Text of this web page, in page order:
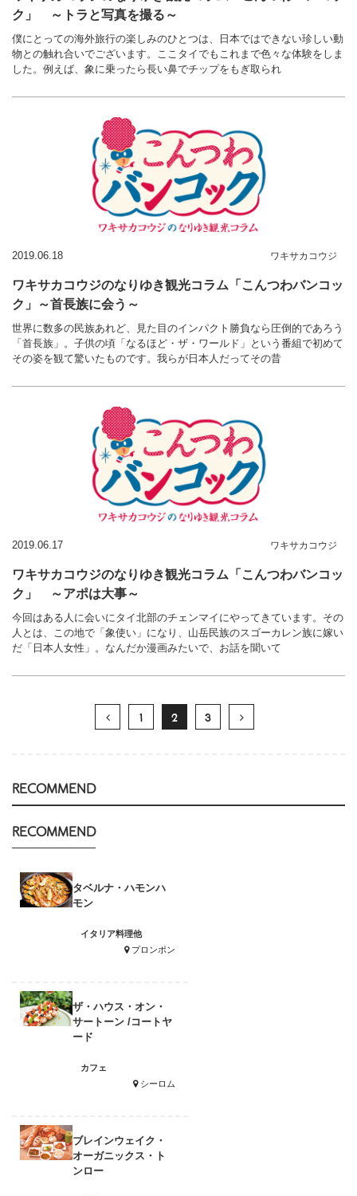
ク」 ～トラと写真を撮る～
僕にとっての海外旅行の楽しみのひとつは、日本ではできない珍しい動
物との触れ合いでございます。ここタイでもこれまで色々な体験をしま
した。例えば、象に乗ったら長い鼻でチップをもぎ取られ
2019.06.18 ワキサカコウジ
ワキサカコウジのなりゆき観光コラム「こんつわバンコッ
ク」～首長族に会う～
世界に数多の民族あれど、見た目のインパクト勝負なら圧倒的であろう
「首長族」。子供の頃「なるほど・ザ・ワールド」という番組で初めて
その姿を観て驚いたものです。我らが日本人だってその昔
2019.06.17 ワキサカコウジ
ワキサカコウジのなりゆき観光コラム「こんつわバンコッ
ク」 ～アポは大事～
今回はある人に会いにタイ北部のチェンマイにやってきています。その
人とは、この地で「象使い」になり、山岳民族のスゴーカレン族に嫁い
だ「日本人女性」。なんだか漫画みたいで、お話を聞いて
1 2 3
RECOMMEND
RECOMMEND
タベルナ・ハモンハ
モン
イタリア料理他
プロンポン
ザ・ハウス・オン・
サートーン /コートヤ
ード
カフェ
シーロム
ブレインウェイク・
オーガニックス・ト
ンロー